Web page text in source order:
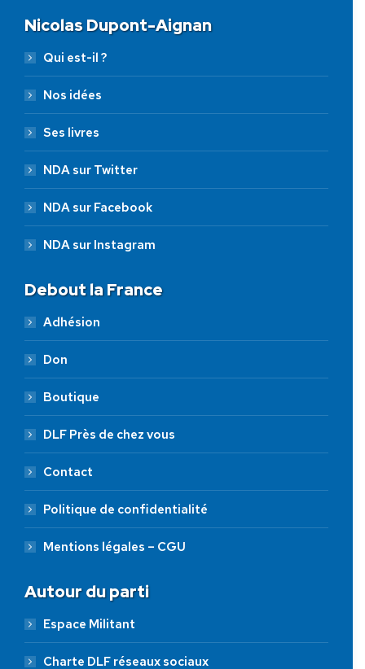
Nicolas Dupont-Aignan
Qui est-il ?
Nos idées
Ses livres
NDA sur Twitter
NDA sur Facebook
NDA sur Instagram
Debout la France
Adhésion
Don
Boutique
DLF Près de chez vous
Contact
Politique de confidentialité
Mentions légales – CGU
Autour du parti
Espace Militant
Charte DLF réseaux sociaux